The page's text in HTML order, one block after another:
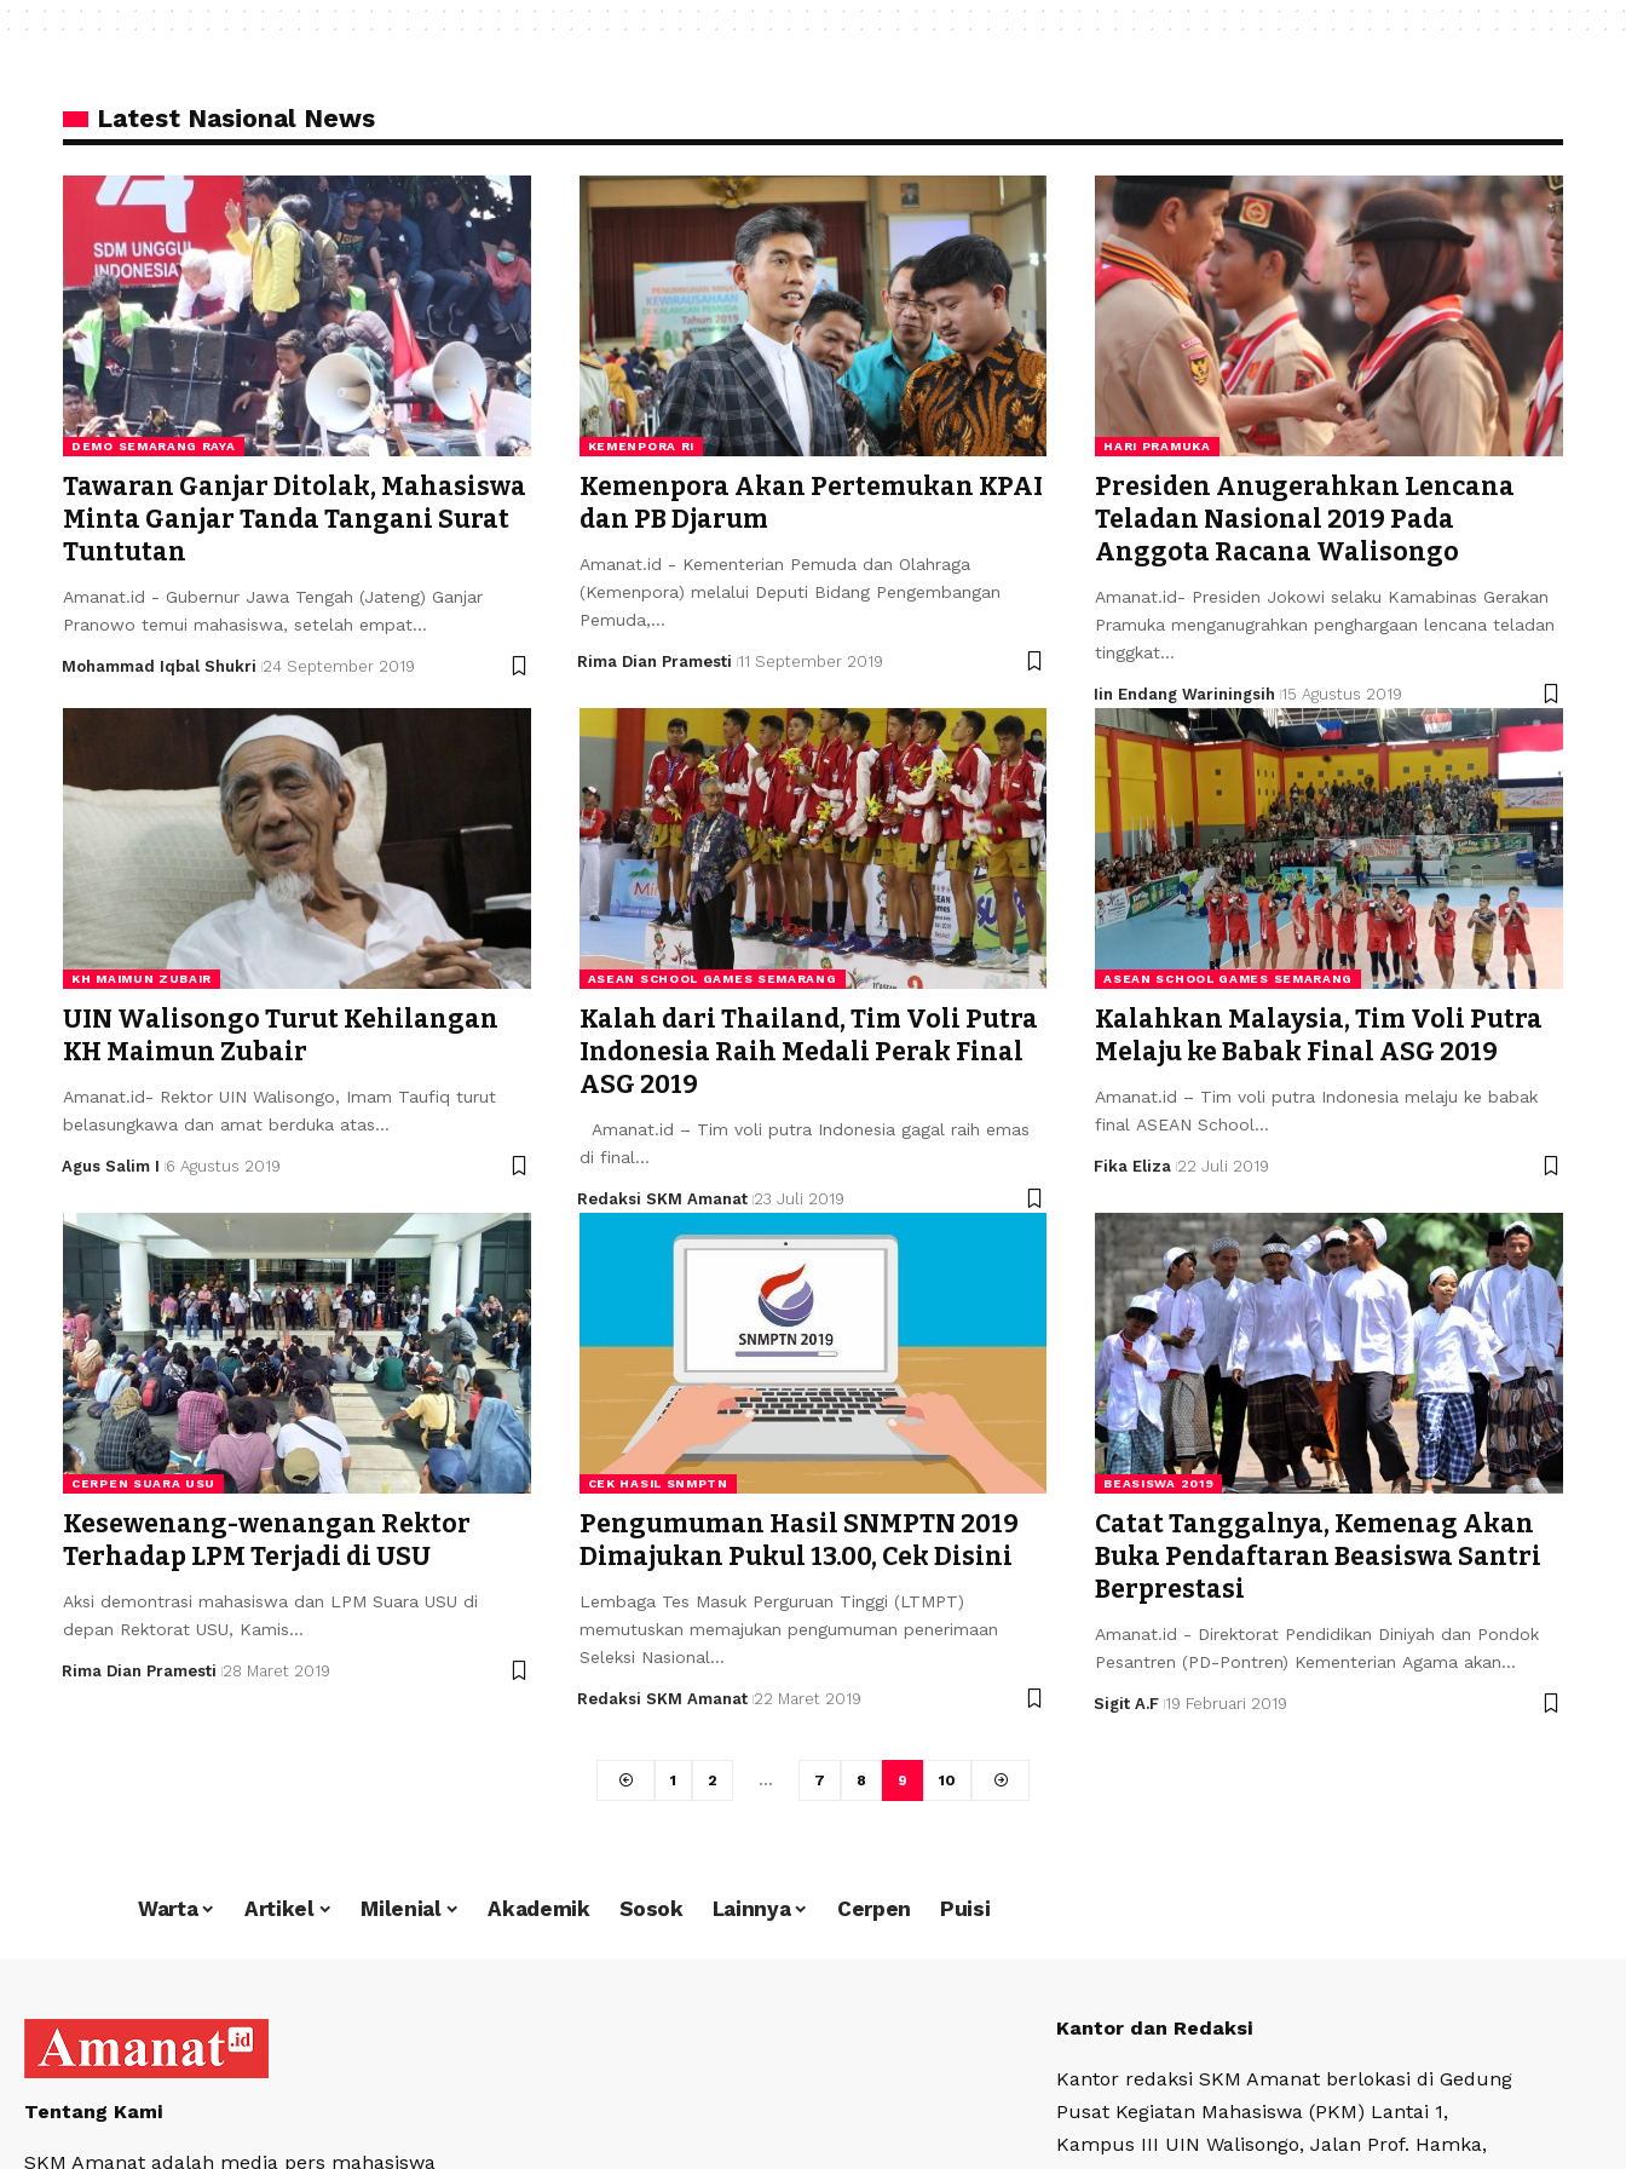
Latest Nasional News
DEMO SEMARANG RAYA
Tawaran Ganjar Ditolak, Mahasiswa
Minta Ganjar Tanda Tangani Surat
Tuntutan
Amanat.id - Gubernur Jawa Tengah (Jateng) Ganjar
Pranowo temui mahasiswa, setelah empat…
Mohammad Iqbal Shukri 24 September 2019
KEMENPORA RI
Kemenpora Akan Pertemukan KPAI
dan PB Djarum
Amanat.id - Kementerian Pemuda dan Olahraga
(Kemenpora) melalui Deputi Bidang Pengembangan
Pemuda,…
Rima Dian Pramesti 11 September 2019
HARI PRAMUKA
Presiden Anugerahkan Lencana
Teladan Nasional 2019 Pada
Anggota Racana Walisongo
Amanat.id- Presiden Jokowi selaku Kamabinas Gerakan
Pramuka menganugrahkan penghargaan lencana teladan
tinggkat…
Iin Endang Wariningsih 15 Agustus 2019
KH MAIMUN ZUBAIR
UIN Walisongo Turut Kehilangan
KH Maimun Zubair
Amanat.id- Rektor UIN Walisongo, Imam Taufiq turut
belasungkawa dan amat berduka atas…
Agus Salim I 6 Agustus 2019
ASEAN SCHOOL GAMES SEMARANG
Kalah dari Thailand, Tim Voli Putra
Indonesia Raih Medali Perak Final
ASG 2019
Amanat.id – Tim voli putra Indonesia gagal raih emas
di final…
Redaksi SKM Amanat 23 Juli 2019
ASEAN SCHOOL GAMES SEMARANG
Kalahkan Malaysia, Tim Voli Putra
Melaju ke Babak Final ASG 2019
Amanat.id – Tim voli putra Indonesia melaju ke babak
final ASEAN School…
Fika Eliza 22 Juli 2019
CERPEN SUARA USU
Kesewenang-wenangan Rektor
Terhadap LPM Terjadi di USU
Aksi demontrasi mahasiswa dan LPM Suara USU di
depan Rektorat USU, Kamis…
Rima Dian Pramesti 28 Maret 2019
CEK HASIL SNMPTN
Pengumuman Hasil SNMPTN 2019
Dimajukan Pukul 13.00, Cek Disini
Lembaga Tes Masuk Perguruan Tinggi (LTMPT)
memutuskan memajukan pengumuman penerimaan
Seleksi Nasional…
Redaksi SKM Amanat 22 Maret 2019
BEASISWA 2019
Catat Tanggalnya, Kemenag Akan
Buka Pendaftaran Beasiswa Santri
Berprestasi
Amanat.id - Direktorat Pendidikan Diniyah dan Pondok
Pesantren (PD-Pontren) Kementerian Agama akan…
Sigit A.F 19 Februari 2019
1 2 … 7 8 9 10
Warta Artikel Milenial Akademik Sosok Lainnya Cerpen Puisi
Tentang Kami
SKM Amanat adalah media pers mahasiswa
Kantor dan Redaksi
Kantor redaksi SKM Amanat berlokasi di Gedung
Pusat Kegiatan Mahasiswa (PKM) Lantai 1,
Kampus III UIN Walisongo, Jalan Prof. Hamka,